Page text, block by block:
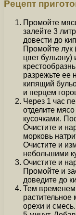
Рецепт
Промойте
залейте 3
довести до
Промойте лук
цвет бульону)
разрежьте ее
кипящий
и перцем
Через 1 час
отделите
кусочками.
Очистите и
морковь
Очистите и
небольшими
Очистите и
Промойте и
доведите до
Тем временем
растительное
орехи и